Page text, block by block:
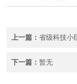
上一篇：省级科技小
下一篇：暂无